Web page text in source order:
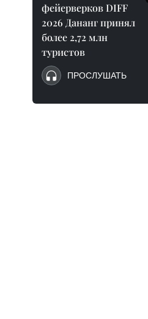
фейерверков DIFF
2026 Дананг принял
более 2,72 млн
туристов
ПРОСЛУШАТЬ